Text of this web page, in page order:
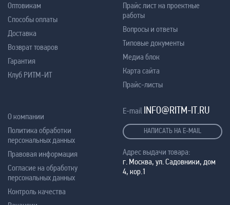
Оптовикам
Способы оплаты
Доставка
Возврат товаров
Гарантия
Клуб РИТМ-ИТ
Прайс лист на проектные
работы
Вопросы и ответы
Типовые документы
Медиа блок
Карта сайта
Прайс-листы
О компании
Политика обработки
персональных данных
Правовая информация
Согласие на обработку
персональных данных
Контроль качества
E-mail INFO@RITM-IT.RU
НАПИСАТЬ НА E-MAIL
Адрес выдачи товара:
г. Москва, ул. Садовники, дом
4, кор.1